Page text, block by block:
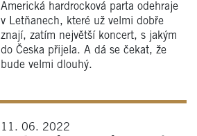
Americká hardrocková parta odehraje
v Letňanech, které už velmi dobře
znají, zatím největší koncert, s jakým
do Česka přijela. A dá se čekat, že
bude velmi dlouhý.
11. 06. 2022